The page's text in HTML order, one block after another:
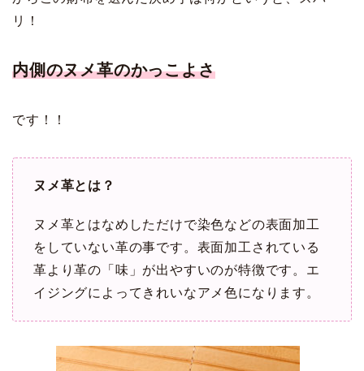
リ！
内側のヌメ革のかっこよさ
です！！
ヌメ革とは？
ヌメ革とはなめしただけで染色などの表面加工
をしていない革の事です。表面加工されている
革より革の「味」が出やすいのが特徴です。エ
イジングによってきれいなアメ色になります。